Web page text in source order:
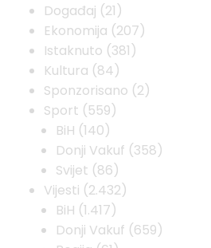
Događaj (21)
Ekonomija (207)
Istaknuto (381)
Kultura (84)
Sponzorisano (2)
Sport (559)
BiH (140)
Donji Vakuf (358)
Svijet (86)
Vijesti (2.432)
BiH (1.417)
Donji Vakuf (659)